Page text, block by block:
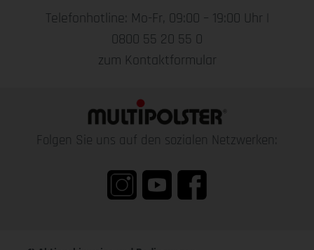
Telefonhotline: Mo-Fr, 09:00 – 19:00 Uhr |
0800 55 20 55 0
zum Kontaktformular
Folgen Sie uns auf den sozialen Netzwerken: